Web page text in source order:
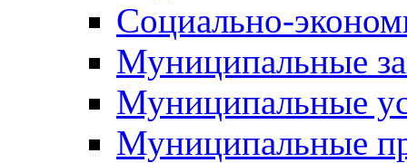
Социально-
Муниципальные
Муниципальные
Муниципальные